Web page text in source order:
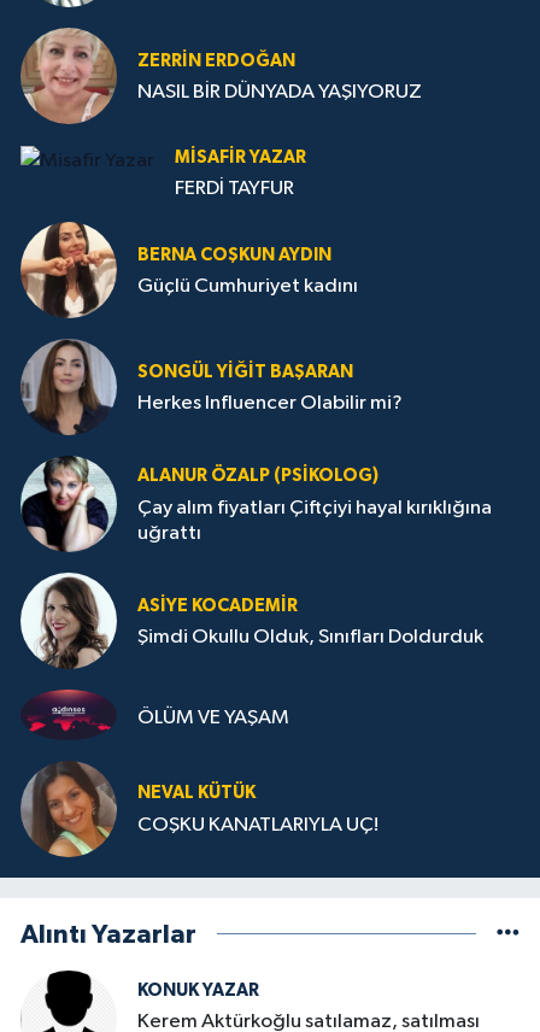
ZERRIN ERDOĞAN
NASIL BİR DÜNYADA YAŞIYORUZ
MISAFIR YAZAR
FERDİ TAYFUR
BERNA COŞKUN AYDIN
Güçlü Cumhuriyet kadını
SONGÜL YIĞIT BAŞARAN
Herkes Influencer Olabilir mi?
ALANUR ÖZALP (PSIKOLOG)
Çay alım fiyatları Çiftçiyi hayal kırıklığına
uğrattı
ASIYE KOCADEMİR
Şimdi Okullu Olduk, Sınıfları Doldurduk
ÖLÜM VE YAŞAM
NEVAL KÜTÜK
COŞKU KANATLARIYLA UÇ!
Alıntı Yazarlar
KONUK YAZAR
Kerem Aktürkoğlu satılamaz, satılması